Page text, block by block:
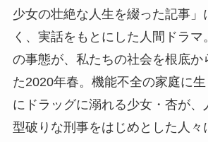
少女の壮絶な人生を綴った記事」
く、実話をもとにした人間ドラ
の事態が、私たちの社会を根底か
た2020年春。機能不全の家庭に
にドラッグに溺れる少女・杏が、
型破りな刑事をはじめとした人々